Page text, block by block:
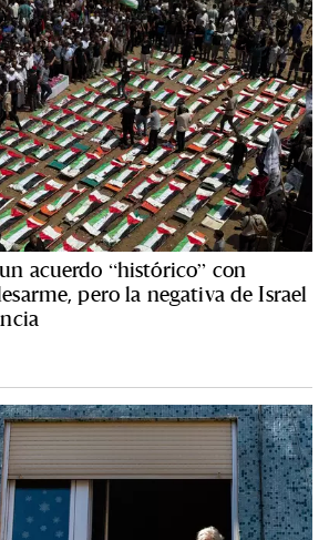
acuerdo “histórico” con
pero la negativa de Israel